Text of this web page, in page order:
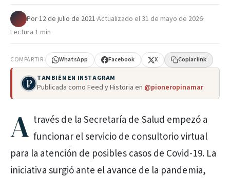
Por·12 de julio de 2021·Actualizado el31 de mayo de 2026·
Lectura 1 min
COMPARTIR WhatsApp Facebook X Copiar link
TAMBIÉN EN INSTAGRAM
Publicada como Feed y Historia en @pioneropinamar
A través de la Secretaría de Salud empezó a
funcionar el servicio de consultorio virtual
para la atención de posibles casos de Covid-19. La
iniciativa surgió ante el avance de la pandemia,